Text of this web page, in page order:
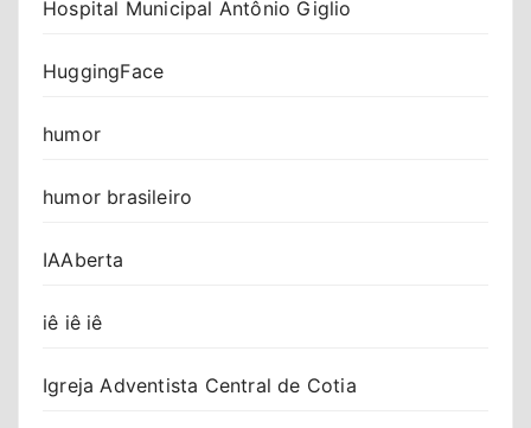
Hospital Municipal Antônio Giglio
HuggingFace
humor
humor brasileiro
IAAberta
iê iê iê
Igreja Adventista Central de Cotia